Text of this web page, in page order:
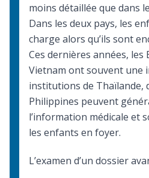
moins détaillée que dans
Dans les deux pays, les
charge alors qu’ils sont
Ces dernières années, les
Vietnam ont souvent une
institutions de Thaïlande,
Philippines peuvent
l’information médicale et
les enfants en foyer.
L’examen d’un dossier